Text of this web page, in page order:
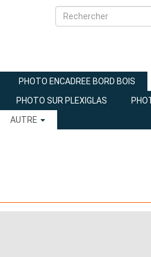
PHOTO ENCADREE BORD BOIS
PHOTO SUR PLEXIGLAS
AUTRE